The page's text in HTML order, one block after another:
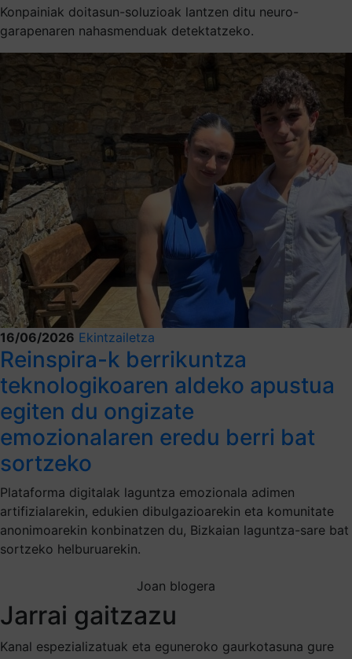
Konpainiak doitasun-soluzioak lantzen ditu neuro-
garapenaren nahasmenduak detektatzeko.
16/06/2026 Ekintzailetza
Reinspira-k berrikuntza
teknologikoaren aldeko apustua
egiten du ongizate
emozionalaren eredu berri bat
sortzeko
Plataforma digitalak laguntza emozionala adimen
artifizialarekin, edukien dibulgazioarekin eta komunitate
anonimoarekin konbinatzen du, Bizkaian laguntza-sare bat
sortzeko helburuarekin.
Joan blogera
Jarrai gaitzazu
Kanal espezializatuak eta eguneroko gaurkotasuna gure